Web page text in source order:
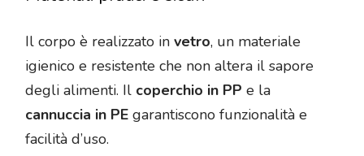
Il corpo è realizzato in vetro, un materiale
igienico e resistente che non altera il sapore
degli alimenti. Il coperchio in PP e la
cannuccia in PE garantiscono funzionalità e
facilità d’uso.